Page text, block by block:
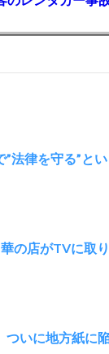
法律を守る”と
の店がTVに取
ついに地方紙